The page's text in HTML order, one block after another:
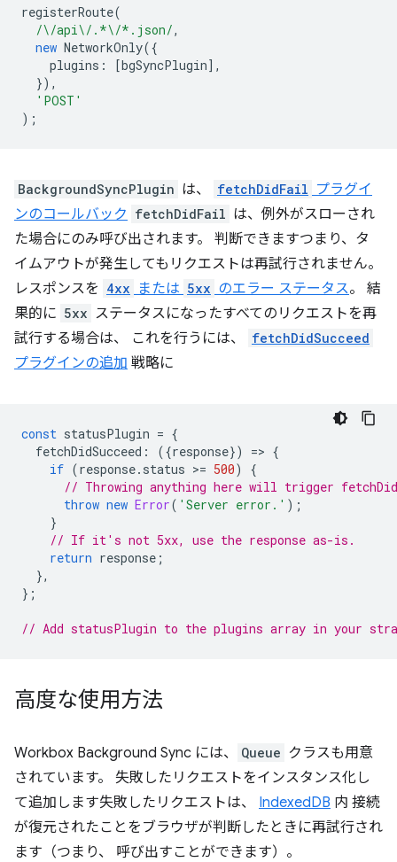
registerRoute(
/\/api\/.*\/*.json/,
new NetworkOnly({
plugins : [bgSyncPlugin],
}),
'POST'
);
BackgroundSyncPlugin は、 fetchDidFail プラグイ
ンのコールバック fetchDidFail は、例外がスローされ
た場合にのみ呼び出されます。 判断できますつまり、タ
イムアウトが発生してもリクエストは再試行されません。
レスポンスを 4xx または 5xx のエラー ステータス。 結
果的に 5xx ステータスになったすべてのリクエストを再
試行する場合は、 これを行うには、
fetchDidSucceed
プラグインの追加 戦略に
const statusPlugin = {
fetchDidSucceed : ({response}) => {
if (response. status >= 500)
{
// Throwing anything here will trigger
throw new Error( 'Server error.' );
}
// If it's not 5xx, use the response as-is.
return response ;
},
};
// Add statusPlugin to the plugins array in your
高度な使用方法
Workbox Background Sync には、 Queue クラスも用意
されています。 失敗したリクエストをインスタンス化し
て追加します失敗したリクエストは、 IndexedDB 内 接続
が復元されたことをブラウザが判断したときに再試行され
ます（つまり、 呼び出すことができます）。